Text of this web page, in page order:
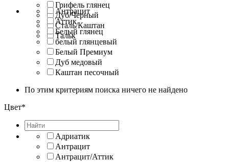
Грифель глянец
Дуб/Черный
Сталь/Каштан
Тальк
Антрацит
Аттик
Белый глянец
белый глянцевый
Белый Премиум
Дуб медовый
Каштан песочный
По этим критериям поиска ничего не найдено
Цвет*
Адриатик
Антрацит
Антрацит/Аттик